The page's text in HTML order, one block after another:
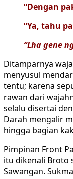
“Dengan
“Ya, tahu
“Lha gene
Ditamparnya
menyusul
tentu; karena
rawan dari
selalu disertai
Darah mengalir
hingga bagian
Pimpinan Front
itu dikenali Broto
Sawangan.